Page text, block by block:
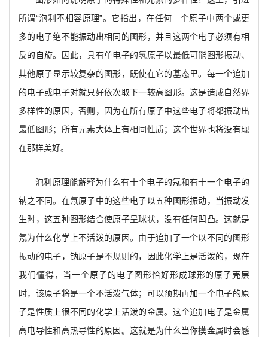
所谓“泡利不相容原理”。它指出，在任何—个原子中两个或更
多的电子绝不能振动出相同的图形，并且这两个电子必须有相
反的自旋。因此，具有单电子的氢原子以最低可能图形振动、
其他原子显示较复杂的图形，既使在它的基态里。每一个追加
的电子或电子对就只好依次取下一较高图形。这是造成自然界
多样性的原因，否则，因为在所有原子中这些电子将都振动出
最低图形；所有元素大体上有相同性质；这个世界也将没有现
在那样美好。
泡利原理能解释为什么有十个电子的氖和有十一个电子的
钠之不同。在氖原子中的这些电子以五种图形振动，当振动发
生时，这五种图形结合使原子呈球状，没有任何凹凸。这就是
氖为什么化学上不活泼的原因。由于追加了一个以不同的图形
振动的电子，钠原子是不规则的，因此化学上是活泼的，现在
我们懂得，当一个原子的电子图形恰好形成球形的原子壳层
时，该原子将是一个不活泼气体；可以预期再加一个电子的原
子是性质上很不同的化学上活泼的金属。这个追加电子是金属
高电导性和高热导性的原因。这就是为什么当你摸金属时会感